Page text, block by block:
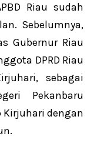
Riau sudah
Sebelumnya,
Gubernur Riau
DPRD Riau
sebagai
Pekanbaru
dengan